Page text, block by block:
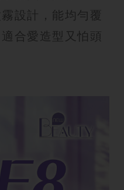
設計，能均勻覆
合愛造型又怕頭